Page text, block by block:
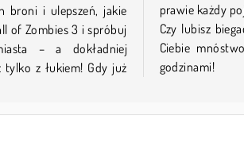
broni i ulepszeń, jakie
of Zombies 3 i spróbuj
– a dokładniej
tylko z łukiem! Gdy już
prawie każdy
Czy lubisz
Ciebie
godzinami!